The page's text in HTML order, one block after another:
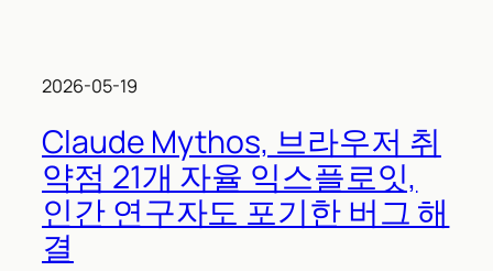
2026-05-19
Claude Mythos, 브라우저 취
약점 21개 자율 익스플로잇,
인간 연구자도 포기한 버그 해
결